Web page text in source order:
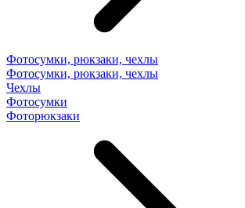
Фотосумки, рюкзаки, чехлы
Фотосумки, рюкзаки, чехлы
Чехлы
Фотосумки
Фоторюкзаки